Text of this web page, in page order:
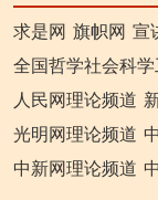
求是网 旗帜网 宣
全国哲学社会科
人民网理论频道
光明网理论频道
中新网理论频道